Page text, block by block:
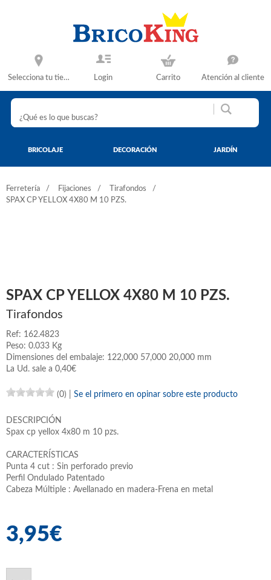
Selecciona tu tienda Login Carrito Atención al cliente
BRICOLAJE DECORACIÓN JARDÍN
Ferretería Fijaciones
Tirafondos
SPAX CP YELLOX 4X80 M 10 PZS.
SPAX CP YELLOX 4X80 M 10 PZS.
Tirafondos
Ref: 162.4823
Peso: 0.033 Kg
Dimensiones del embalaje: 122,000 57,000 20,000 mm
La Ud. sale a 0,40€
(0) Se el primero en opinar sobre este producto
DESCRIPCIÓN
Spax cp yellox 4x80 m 10 pzs.
CARACTERÍSTICAS
Punta 4 cut : Sin perforado previo
Perfil Ondulado Patentado
Cabeza Múltiple : Avellanado en madera-Frena en metal
3,95€